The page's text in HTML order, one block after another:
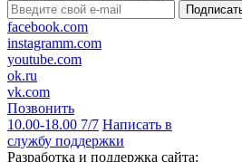
facebook.com
instagramm.com
youtube.com
ok.ru
vk.com
Позвонить
10.00-18.00 7/7 Написать в
службу поддержки
Разработка и поддержка сайта: